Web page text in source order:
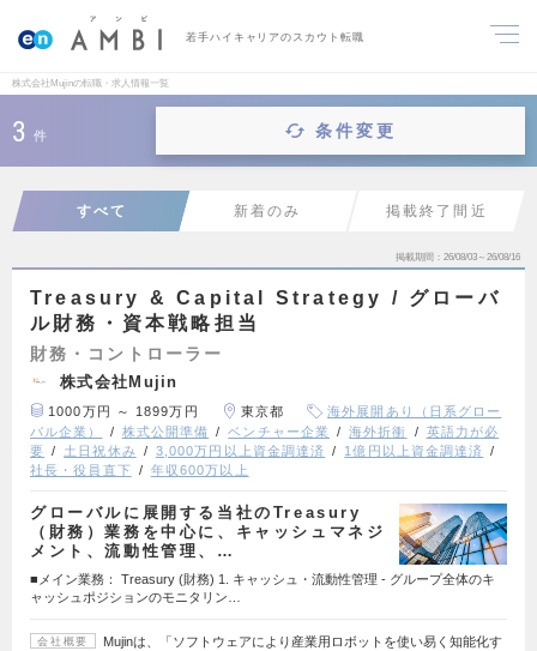
若手ハイキャリアのスカウト転職
株式会社Mujinの転職・求人情報一覧
3 件 条件変更
すべて 新着のみ 掲載終了間近
掲載期間 26/08/03～26/08/16
Treasury & Capital Strategy / グローバ
ル財務・資本戦略担当
財務・コントローラー
株式会社Mujin
1000万円 ～ 1899万円 東京都
海外展開あり（日系グロー
バル企業）
株式公開準備 ベンチャー企業 海外折衝
英語力が必
要
土日祝休み 3,000万円以上資金調達済
1億円以上資金調達済
社長・役員直下
年収600万以上
グローバルに展開する当社のTreasury
（財務）業務を中心に、キャッシュマネジ
メント、流動性管理、…
■メイン業務： Treasury (財務) 1. キャッシュ・流動性管理 - グループ全体のキ
ャッシュポジションのモニタリン…
会社概要
Mujinは、「ソフトウェアにより産業用ロボットを使い易く知能化す